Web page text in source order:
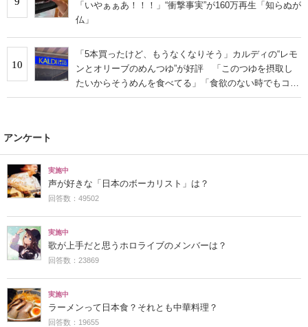
「いやぁぁあ！！！」“衝撃事実”が160万再生「知らぬが
仏」
10
「5本買ったけど、もうなくなりそう」カルディの“レモ
ンとオリーブのめんつゆ”が好評 「このつゆを摂取し
たいからそうめんを食べてる」「食欲のない時でもコレ
で食べられる」
アンケート
実施中
声が好きな「日本のボーカリスト」は？
回答数：49502
実施中
歌が上手だと思うホロライブのメンバーは？
回答数：23869
実施中
ラーメンって日本食？それとも中華料理？
回答数：19655